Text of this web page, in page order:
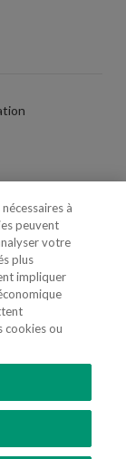
reservados.
à
peuvent
votre
plus
impliquer
cookies ou